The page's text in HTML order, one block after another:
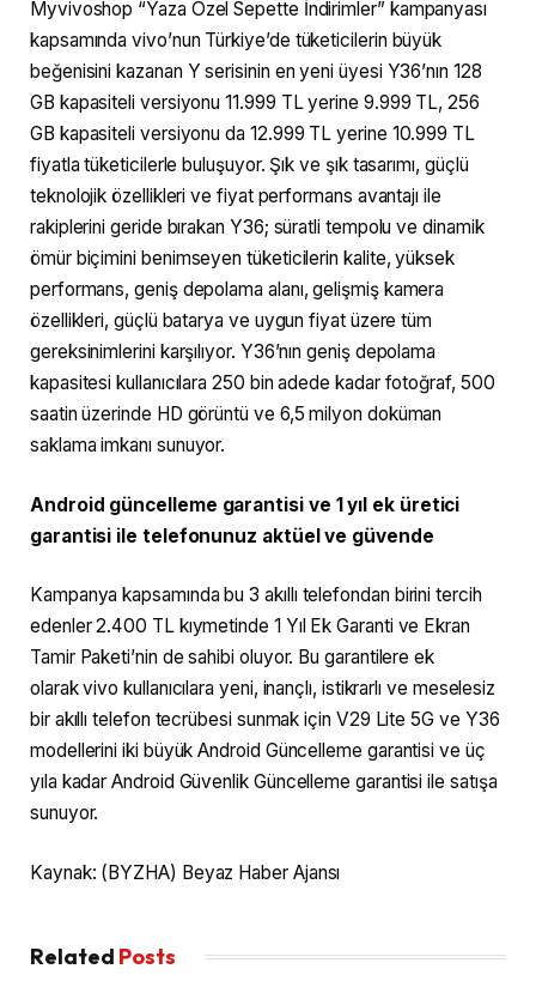
Myvivoshop “Yaza Özel Sepette İndirimler” kampanyası
kapsamında vivo’nun Türkiye’de tüketicilerin büyük
beğenisini kazanan Y serisinin en yeni üyesi Y36’nın 128
GB kapasiteli versiyonu 11.999 TL yerine 9.999 TL, 256
GB kapasiteli versiyonu da 12.999 TL yerine 10.999 TL
fiyatla tüketicilerle buluşuyor. Şık ve şık tasarımı, güçlü
teknolojik özellikleri ve fiyat performans avantajı ile
rakiplerini geride bırakan Y36; süratli tempolu ve dinamik
ömür biçimini benimseyen tüketicilerin kalite, yüksek
performans, geniş depolama alanı, gelişmiş kamera
özellikleri, güçlü batarya ve uygun fiyat üzere tüm
gereksinimlerini karşılıyor. Y36’nın geniş depolama
kapasitesi kullanıcılara 250 bin adede kadar fotoğraf, 500
saatin üzerinde HD görüntü ve 6,5 milyon doküman
saklama imkanı sunuyor.
Android güncelleme garantisi ve 1 yıl ek üretici
garantisi ile telefonunuz aktüel ve güvende
Kampanya kapsamında bu 3 akıllı telefondan birini tercih
edenler 2.400 TL kıymetinde 1 Yıl Ek Garanti ve Ekran
Tamir Paketi’nin de sahibi oluyor. Bu garantilere ek
olarak vivo kullanıcılara yeni, inançlı, istikrarlı ve meselesiz
bir akıllı telefon tecrübesi sunmak için V29 Lite 5G ve Y36
modellerini iki büyük Android Güncelleme garantisi ve üç
yıla kadar Android Güvenlik Güncelleme garantisi ile satışa
sunuyor.
Kaynak: (BYZHA) Beyaz Haber Ajansı
Related Posts